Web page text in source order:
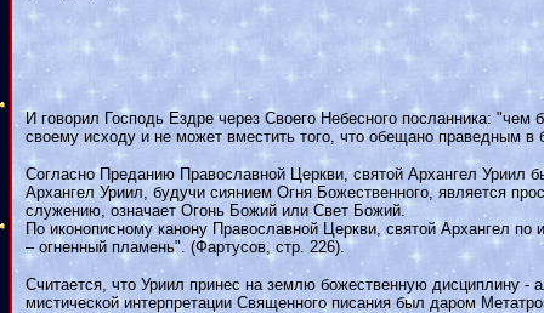
И говорил Господь Ездре через Своего Небесного посланника:
своему исходу и не может вместить того, что обещано праведным
Согласно Преданию Православной Церкви, святой Архангел Уриил
Архангел Уриил, будучи сиянием Огня Божественного, является
служению, означает Огонь Божий или Свет Божий.
По иконописному канону Православной Церкви, святой Архангел
– огненный пламень". (Фартусов, стр. 226).
Считается, что Уриил принес на землю божественную дисциплину -
мистической интерпретации Священного писания был даром